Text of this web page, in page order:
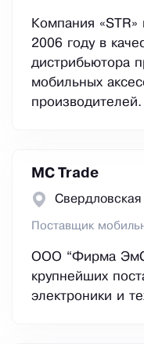
Компания
2006 году в
дистрибьютора
мобильных
производителей.
MC Trade
Поставщик
ООО “Фирма
крупнейших
электроники и